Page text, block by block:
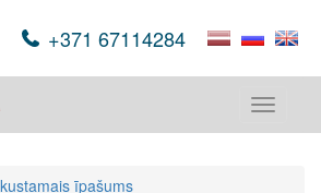
+371 67114284
Toggle
īpašums